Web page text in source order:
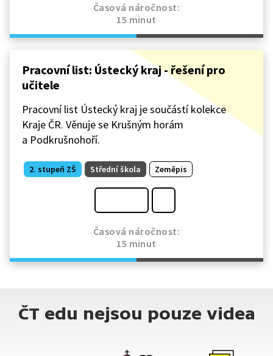
Časová náročnost:
15 minut
Pracovní list: Ústecký kraj - řešení pro
učitele
Pracovní list Ústecký kraj je součástí kolekce
Kraje ČR. Věnuje se Krušným horám
a Podkrušnohoří.
2. stupeň ZŠ Střední škola Zeměpis
Časová náročnost:
15 minut
ČT edu nejsou pouze videa